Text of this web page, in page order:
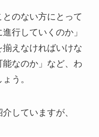
のない方にとって
行していくのか」
揃えなければいけな
なのか」など、わ
う。
していますが、